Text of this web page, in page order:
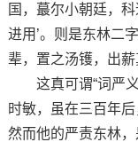
国，蕞尔小朝廷，
进用’。则是东林二
辈，置之汤镬，出
这真可谓“词严义
时敏，虽在三百年
然而他的严责东林